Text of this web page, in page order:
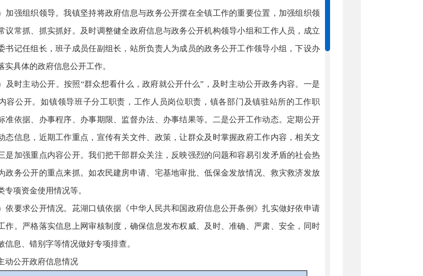
强组织领导。我镇坚持将政府信息与政务公开摆在全镇工作的重要位置，加强组织领
议常抓、抓实抓好。及时调整健全政府信息与政务公开机构领导小组和工作人员，成立
书记任组长，班子成员任副组长，站所负责人为成员的政务公开工作领导小组，下设办
实具体的政府信息公开工作。
时主动公开。按照“群众想看什么，政府就公开什么”，及时主动公开政务内容。一是
容公开。如镇领导班子分工职责，工作人员岗位职责，镇各部门及镇驻站所的工作职
准依据、办事程序、办事期限、监督办法、办事结果等。二是公开工作动态。定期公开
态信息，近期工作重点，宣传有关文件、政策，让群众及时掌握政府工作内容，相关文
是加强重点内容公开。我们把干部群众关注，反映强烈的问题和容易引发矛盾的社会热
政务公开的重点来抓。如农民建房申请、宅基地审批、低保金发放情况、救灾救济发放
专项资金使用情况等。
要求公开情况。茈湖口镇依据《中华人民共和国政府信息公开条例》扎实做好依申请
作。严格落实信息上网审核制度，确保信息发布权威、及时、准确、严肃、安全，同时
信息、错别字等情况做好专项排查。
公开政府信息情况